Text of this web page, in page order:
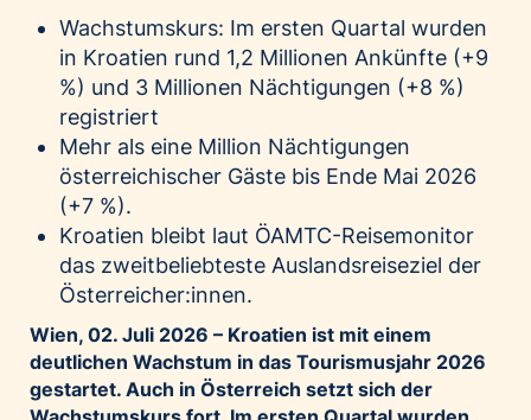
Palfinger AG
Polestar
REXEL Austria
Starbucks
Superbrands Austria
Tante Fanny
Vollpension
win2day
Wolt
woom bikes
Wachstumskurs: Im ersten Quartal wurden
in Kroatien rund 1,2 Millionen Ankünfte (+9
%) und 3 Millionen Nächtigungen (+8 %)
registriert
Mehr als eine Million Nächtigungen
österreichischer Gäste bis Ende Mai 2026
(+7 %).
Kroatien bleibt laut ÖAMTC-Reisemonitor
das zweitbeliebteste Auslandsreiseziel der
Österreicher:innen.
Wien, 02. Juli 2026 – Kroatien ist mit einem
deutlichen Wachstum in das Tourismusjahr 2026
gestartet. Auch in Österreich setzt sich der